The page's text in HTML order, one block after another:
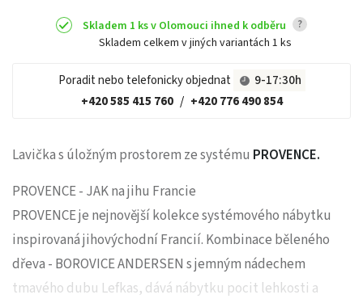
Skladem 1 ks v Olomouci ihned k odběru ?
Skladem celkem v jiných variantách 1 ks
Poradit nebo telefonicky objednat
9-17:30h
+420 585 415 760 / +420 776 490 854
Lavička s úložným prostorem ze systému PROVENCE.
PROVENCE - JAK na jihu Francie
PROVENCE je nejnovější kolekce systémového nábytku
inspirovaná jihovýchodní Francií. Kombinace běleného
dřeva - BOROVICE ANDERSEN s jemným nádechem
tmavého dubu Lefkas, dává nábytku pocit lehkosti a